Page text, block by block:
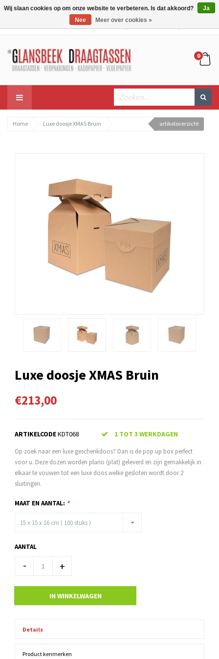
0
Home Luxe doosje XMAS Bruin artikeloverzicht
Luxe doosje XMAS Bruin
€213,00
ARTIKELCODEKDT068 1 TOT 3 WERKDAGEN
Op zoek naar een luxe geschenkdoos? Dan is de pop up box perfect
voor u. Deze dozen worden plano (plat) geleverd en zijn gemakkelijk in
elkaar te vouwen tot een luxe doos welke gesloten wordt door 2
sluitingen.
MAAT EN AANTAL: *
15 x 15 x 16 cm ( 100 stuks )
AANTAL
- +
IN WINKELWAGEN
Details
Product kenmerken
Wij slaan cookies op om onze website te verbeteren. Is dat akkoord?
Ja
Nee
Meer over cookies »